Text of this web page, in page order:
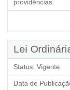
providências.
Lei
Status: Vigente
Data de